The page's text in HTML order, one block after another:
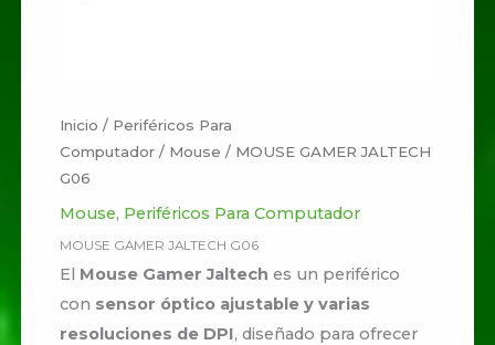
Inicio / Periféricos Para
Computador / Mouse / MOUSE GAMER JALTECH
G06
Mouse, Periféricos Para Computador
MOUSE GAMER JALTECH G06
El Mouse Gamer Jaltech es un periférico
con sensor óptico ajustable y varias
resoluciones de DPI, diseñado para ofrecer